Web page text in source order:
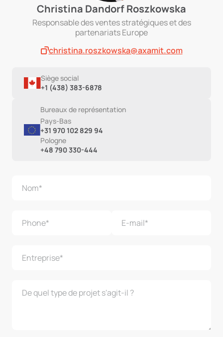
Christina Dandorf Roszkowska
Responsable des ventes stratégiques et des
partenariats Europe
christina.roszkowska@axamit.com
Siège social
+1 (438) 383-6878
Bureaux de représentation
Pays-Bas
+31 970 102 829 94
Pologne
+48 790 330-444